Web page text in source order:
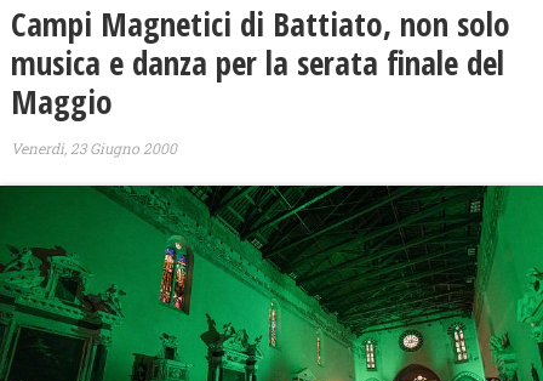
Campi Magnetici di Battiato, non solo
musica e danza per la serata finale del
Maggio
Venerdì, 23 Giugno 2000